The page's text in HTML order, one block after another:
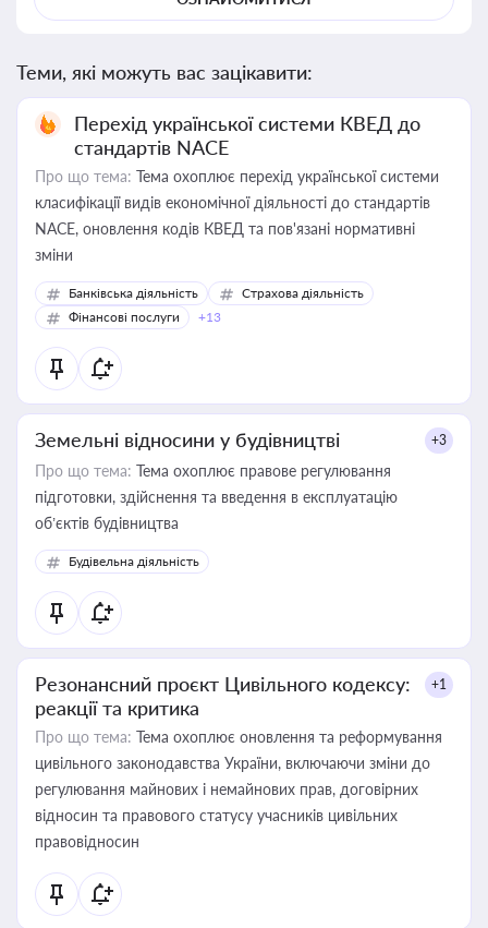
Теми, які можуть вас зацікавити:
Перехід української системи КВЕД до
стандартів NACE
Про що тема: Тема охоплює перехід української системи
класифікації видів економічної діяльності до стандартів
NACE, оновлення кодів КВЕД та пов'язані нормативні
зміни
Банківська діяльність
Страхова діяльність
Фінансові послуги
+13
Земельні відносини у будівництві +3
Про що тема: Тема охоплює правове регулювання
підготовки, здійснення та введення в експлуатацію
об’єктів будівництва
Будівельна діяльність
Резонансний проєкт Цивільного кодексу:
реакції та критика
+1
Про що тема: Тема охоплює оновлення та реформування
цивільного законодавства України, включаючи зміни до
регулювання майнових і немайнових прав, договірних
відносин та правового статусу учасників цивільних
правовідносин